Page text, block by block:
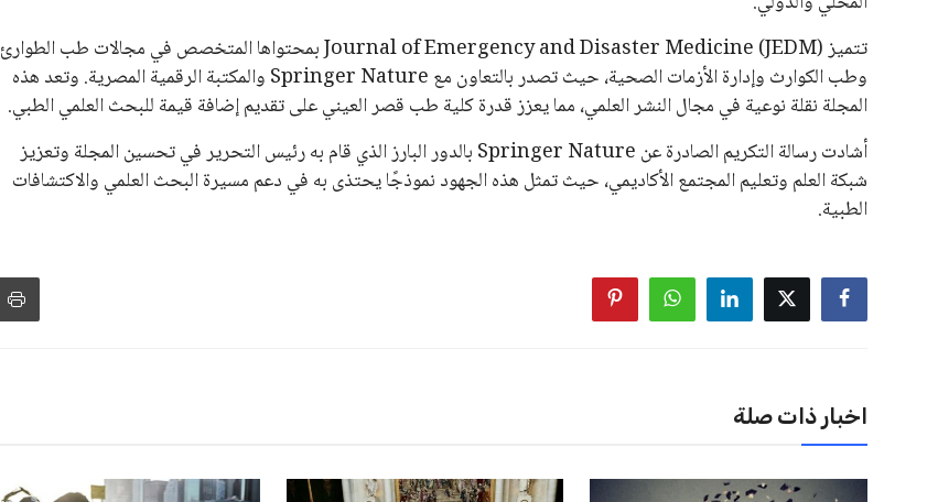
تتميز Journal of Emergency and Disaster Medicine (JEDM) بمحتواها المتخصص في مجالات طب الطوارئ
وطب الكوارث وإدارة الأزمات الصحية، حيث تصدر بالتعاون مع Springer Nature والمكتبة الرقمية المصرية. وتعد هذه
المجلة نقلة نوعية في مجال النشر العلمي، مما يعزز قدرة كلية طب قصر العيني على تقديم إضافة قيمة للبحث العلمي الطبي.
أشادت رسالة التكريم الصادرة عن Springer Nature بالدور البارز الذي قام به رئيس التحرير في تحسين المجلة وتعزيز
شبكة العلم وتعليم المجتمع الأكاديمي، حيث تمثل هذه الجهود نموذجًا يحتذى به في دعم مسيرة البحث العلمي والاكتشافات
الطبية.
اخبار ذات صلة